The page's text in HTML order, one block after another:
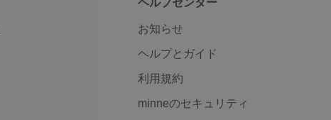
ヘルプセンター
お知らせ
ヘルプとガイド
利用規約
minneのセキュリティ